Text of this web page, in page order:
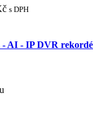
s DPH
AI - IP DVR